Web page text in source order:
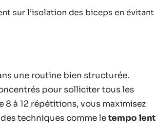
sur l’isolation des biceps en évitant
une routine bien structurée.
pour solliciter tous les
8 à 12 répétitions, vous maximisez
techniques comme letempo lent